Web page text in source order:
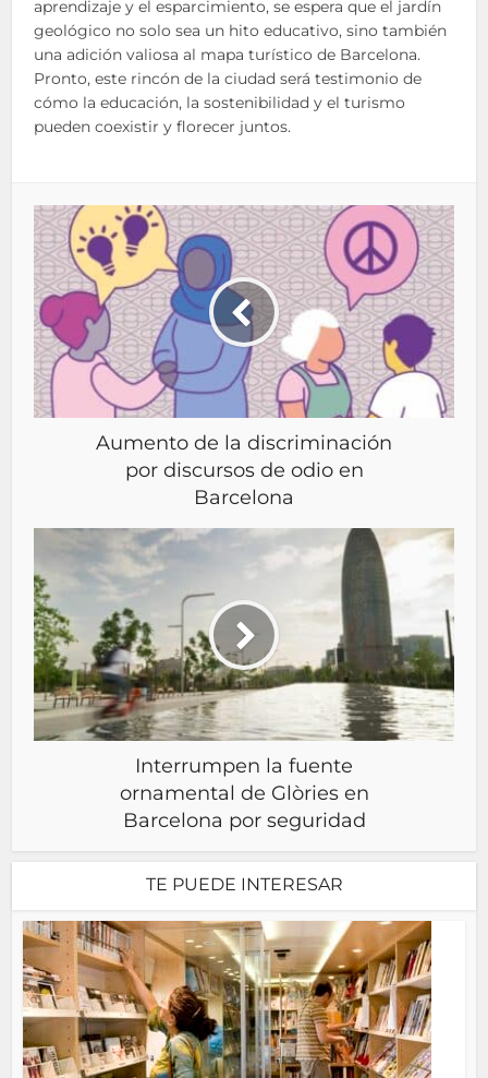
aprendizaje y el esparcimiento, se espera que el jardín
geológico no solo sea un hito educativo, sino también
una adición valiosa al mapa turístico de Barcelona.
Pronto, este rincón de la ciudad será testimonio de
cómo la educación, la sostenibilidad y el turismo
pueden coexistir y florecer juntos.
Aumento de la discriminación
por discursos de odio en
Barcelona
Interrumpen la fuente
ornamental de Glòries en
Barcelona por seguridad
TE PUEDE INTERESAR